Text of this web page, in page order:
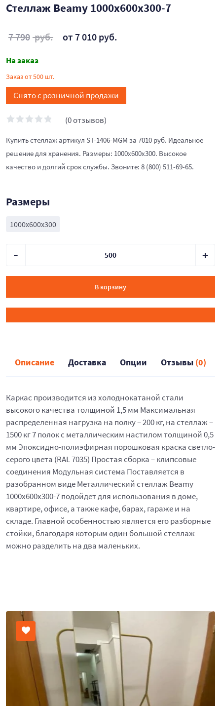
Стеллаж Beamy 1000x600x300-7
7 790 руб. от 7 010 руб.
На заказ
Заказ от 500 шт.
Снято с розничной продажи
(0 отзывов)
Купить стеллаж артикул ST-1406-MGM за 7010 руб. Идеальное
решение для хранения. Размеры: 1000x600x300. Высокое
качество и долгий срок службы. Звоните: 8 (800) 511-69-65.
Размеры
1000x600x300
В корзину
Описание Доставка Опции Отзывы (0)
Каркас производится из холоднокатаной стали
высокого качества толщиной 1,5 мм Максимальная
распределенная нагрузка на полку – 200 кг, на стеллаж –
1500 кг 7 полок с металлическим настилом толщиной 0,5
мм Эпоксидно-полиэфирная порошковая краска светло-
серого цвета (RAL 7035) Простая сборка – клипсовые
соединения Модульная система Поставляется в
разобранном виде Металлический стеллаж Beamy
1000x600x300-7 подойдет для использования в доме,
квартире, офисе, а также кафе, барах, гараже и на
складе. Главной особенностью является его разборные
стойки, благодаря которым один большой стеллаж
можно разделить на два маленьких.